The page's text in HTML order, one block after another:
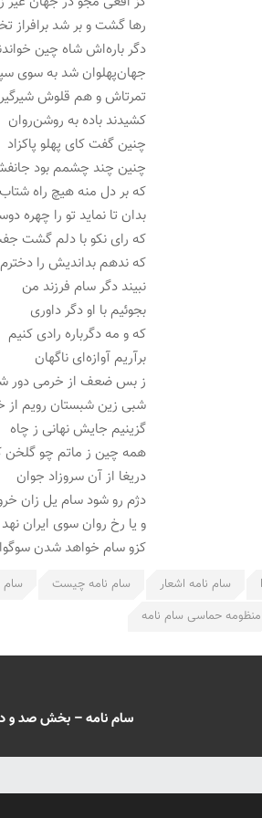
رها گشت و بر شد برافراز
دگر باره‌اش شاه چین
جهان‌پهلوان شد به سوی
تمرتاش و هم قلوش شیرگیر
کشیدند باده به روشن‌روان
چنین گفت کای پهلو پاکزاد
چنین چند چشمم بود
که بر دل منه هیچ راه شتاب
بدان تا نماید تو را چهره
که رای نکو با دلم گشت
که ندهم بداندیش را دخترم
نبیند دگر سام فرزند من
بجوئیم با او دگر داوری
که و مه دگرباره رادی کنیم
برآریم آوازه‌ای ناگهان
ز بس ضعف از خرمی دور
شبی زین شبستان رویم از
گزینیم جایش نهانی ز چاه
همه چین ز ماتم چو گلخن
دریغا از آن سروزاد جوان
دژم رو شود سام یل زان
و یا رخ روان سوی ایران نهد
کزو سام خواهد شدن
سام نامه اشعار سام نامه چیست سام
منظومه حماسی سام نامه
سام نامه – بخش صد و